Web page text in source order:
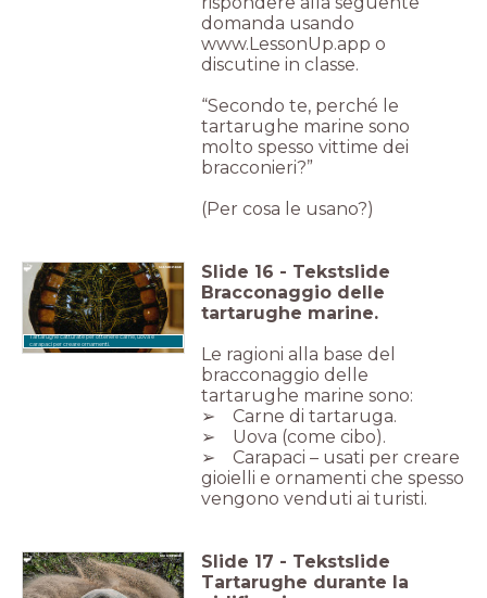
domanda usando
www.LessonUp.app o
discutine in classe.
“Secondo te, perché le
tartarughe marine sono
molto spesso vittime dei
bracconieri?”
(Per cosa le usano?)
Tartarughe catturate per ottenere carne, uova e
carapaci per creare ornamenti.
Slide 16 - Tekstslide
Bracconaggio delle
tartarughe marine.
Le ragioni alla base del
bracconaggio delle
tartarughe marine sono:
➢ Carne di tartaruga.
➢ Uova (come cibo).
➢ Carapaci – usati per creare
gioielli e ornamenti che spesso
vengono venduti ai turisti.
Slide 17 - Tekstslide
Tartarughe durante la